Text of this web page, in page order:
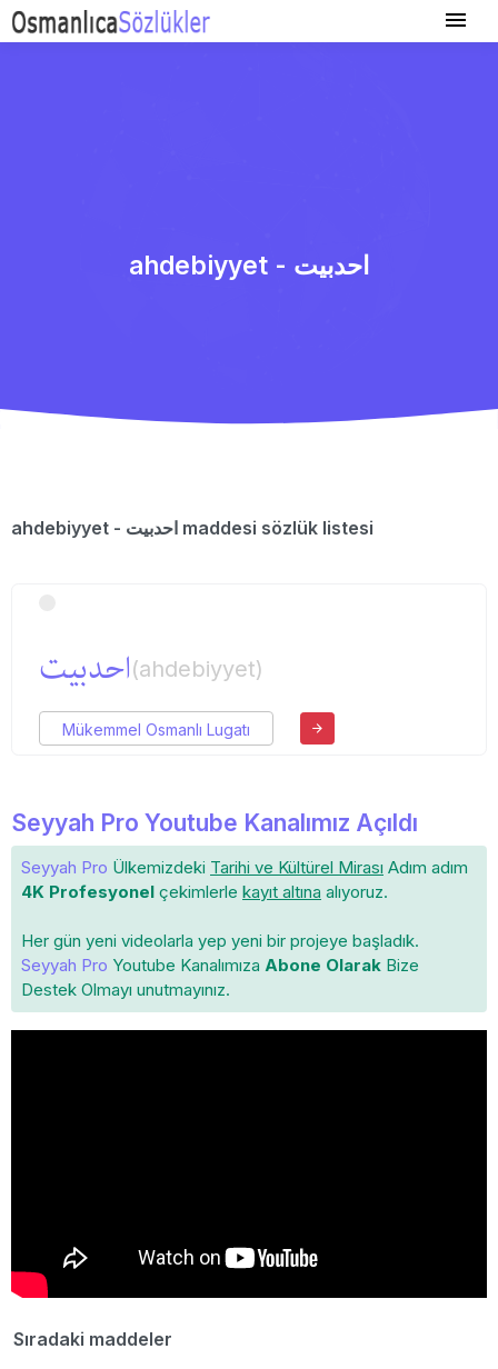
ahdebiyyet - احدبیت
ahdebiyyet - احدبیت maddesi sözlük listesi
احدبیت(ahdebiyyet)
Mükemmel Osmanlı Lugatı
Seyyah Pro Youtube Kanalımız Açıldı
Seyyah Pro Ülkemizdeki Tarihi ve Kültürel Mirası Adım adım
4K Profesyonel çekimlerle kayıt altına alıyoruz.
Her gün yeni videolarla yep yeni bir projeye başladık.
Seyyah Pro Youtube Kanalımıza Abone Olarak Bize
Destek Olmayı unutmayınız.
Sıradaki maddeler